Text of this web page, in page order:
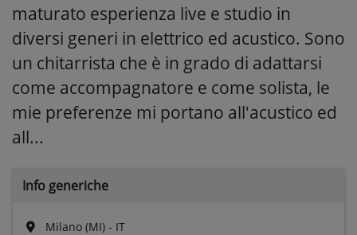
maturato esperienza live e studio in
diversi generi in elettrico ed acustico. Sono
un chitarrista che è in grado di adattarsi
come accompagnatore e come solista, le
mie preferenze mi portano all'acustico ed
all...
Info generiche
Milano (MI) - IT